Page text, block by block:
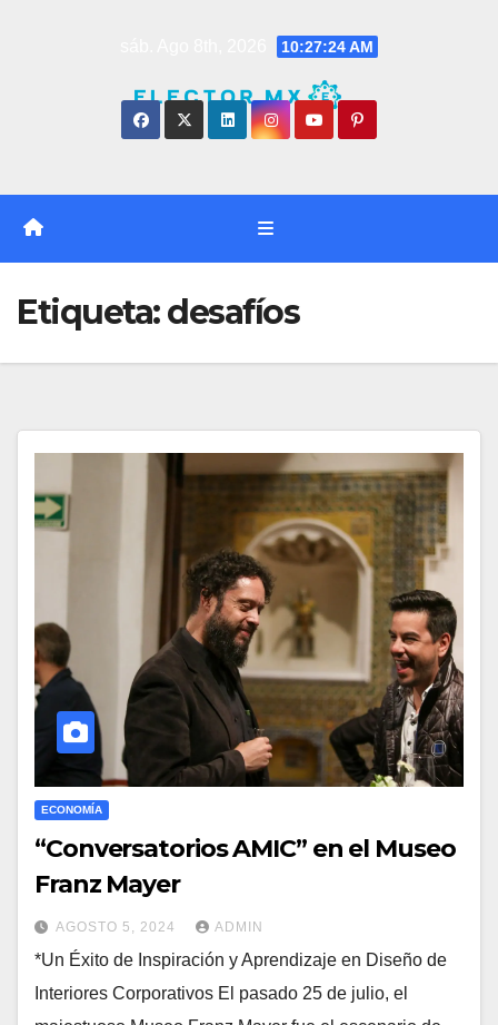
10:27:25 AM
Etiqueta:desafíos
ECONOMÍA
“Conversatorios AMIC” en el Museo
Franz Mayer
AGOSTO 5, 2024 ADMIN
*Un Éxito de Inspiración y Aprendizaje en Diseño de
Interiores Corporativos El pasado 25 de julio, el